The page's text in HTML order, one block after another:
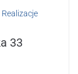
Realizacje
33